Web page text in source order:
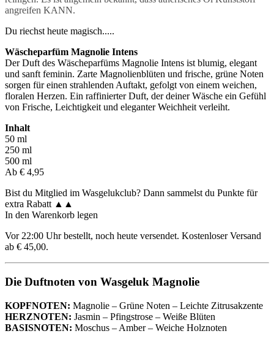
angreifen KANN.
Du riechst heute magisch.....
Wäscheparfüm Magnolie Intens
Der Duft des Wäscheparfüms Magnolie Intens ist blumig, elegant
und sanft feminin. Zarte Magnolienblüten und frische, grüne Noten
sorgen für einen strahlenden Auftakt, gefolgt von einem weichen,
floralen Herzen. Ein raffinierter Duft, der deiner Wäsche ein Gefühl
von Frische, Leichtigkeit und eleganter Weichheit verleiht.
Inhalt
50 ml
250 ml
500 ml
Ab € 4,95
Bist du Mitglied im Wasgelukclub? Dann sammelst du Punkte für
extra Rabatt ▲▲
In den Warenkorb legen
Vor 22:00 Uhr bestellt, noch heute versendet. Kostenloser Versand
ab € 45,00.
Die Duftnoten von Wasgeluk Magnolie
KOPFNOTEN: Magnolie – Grüne Noten – Leichte Zitrusakzente
HERZNOTEN: Jasmin – Pfingstrose – Weiße Blüten
BASISNOTEN: Moschus – Amber – Weiche Holznoten